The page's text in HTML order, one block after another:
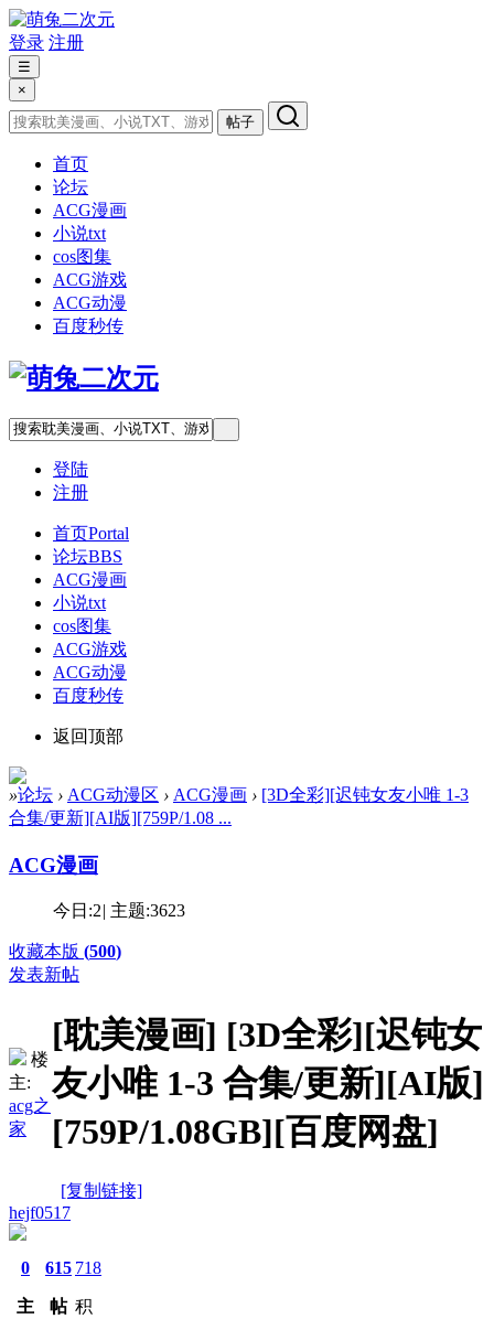
登录 注册
☰
×
帖子
首页
论坛
ACG漫画
小说txt
cos图集
ACG游戏
ACG动漫
百度秒传
登陆
注册
首页Portal
论坛BBS
ACG漫画
小说txt
cos图集
ACG游戏
ACG动漫
百度秒传
返回顶部
»论坛 › ACG动漫区 › ACG漫画 › [3D全彩][迟钝女友小唯 1-3
合集/更新][AI版][759P/1.08 ...
ACG漫画
今日:2| 主题:3623
收藏本版 (500)
发表新帖
楼
主:
acg之
家
[耽美漫画] [3D全彩][迟钝女
友小唯 1-3 合集/更新][AI版]
[759P/1.08GB][百度网盘]
[复制链接]
hejf0517
0
主
615
帖
718
积